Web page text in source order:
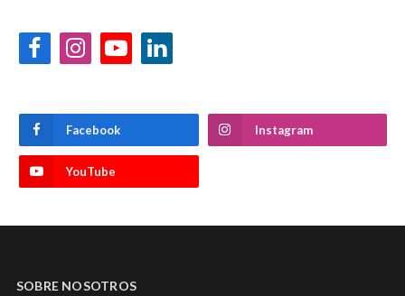
FacebookInstagramYouTubeLinkedIn
Facebook Instagram
YouTube
SOBRE NOSOTROS